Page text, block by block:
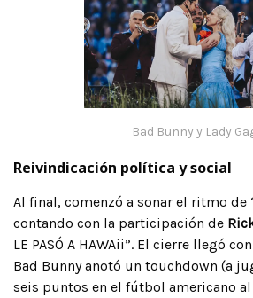
Bad Bunny y Lady
Reivindicación política y social
Al final, comenzó a sonar el ritmo de
contando con la participación de
LE PASÓ A HAWAii”. El cierre llegó
Bad Bunny anotó un touchdown (a
seis puntos en el fútbol americano